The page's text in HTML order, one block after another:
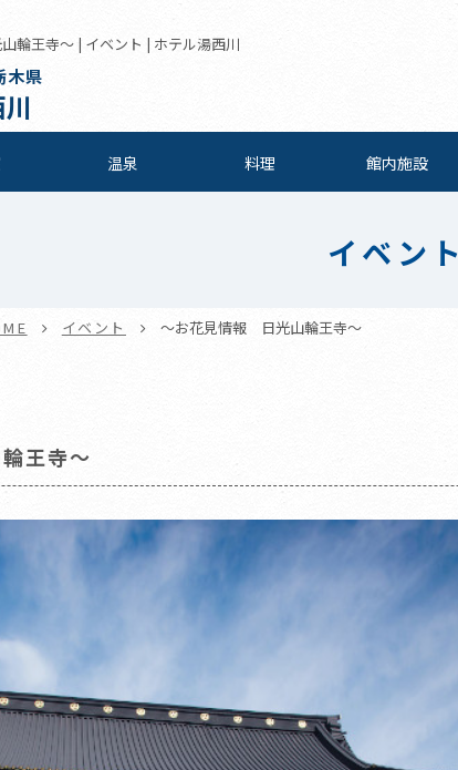
輪王寺～ | イベント | ホテル湯西川
木県
温泉 料理 館内施設
イベント
イベント ～お花見情報 日光山輪王寺～
王寺～